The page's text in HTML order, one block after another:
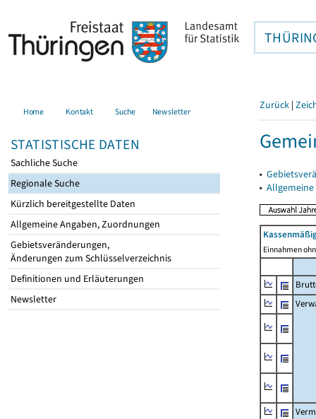
Home Kontakt Suche Newsletter
STATISTISCHE DATEN
Sachliche Suche
Regionale Suche
Kürzlich bereitgestellte Daten
Allgemeine Angaben, Zuordnungen
Gebietsveränderungen,
Änderungen zum Schlüsselverzeichnis
Definitionen und Erläuterungen
Newsletter
Zurück |
▸
▸
Einnahmen